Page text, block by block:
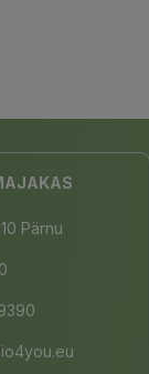
Pärnu